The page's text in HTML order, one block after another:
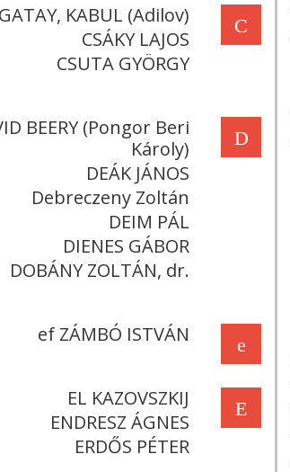
C
KABUL (Adilov)
CSÁKY LAJOS
CSUTA GYÖRGY
D
BEERY (Pongor Beri
Károly)
DEÁK JÁNOS
Debreczeny Zoltán
DEIM PÁL
DIENES GÁBOR
DOBÁNY ZOLTÁN, dr.
e
ef ZÁMBÓ ISTVÁN
E
EL KAZOVSZKIJ
ENDRESZ ÁGNES
ERDŐS PÉTER